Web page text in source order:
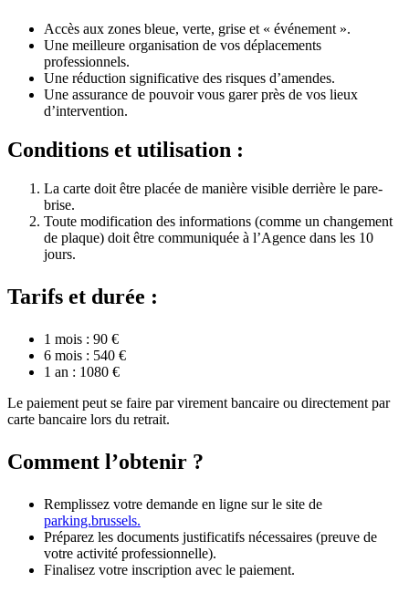
Accès aux zones bleue, verte, grise et « événement ».
Une meilleure organisation de vos déplacements
professionnels.
Une réduction significative des risques d’amendes.
Une assurance de pouvoir vous garer près de vos lieux
d’intervention.
Conditions et utilisation :
La carte doit être placée de manière visible derrière le pare-
brise.
Toute modification des informations (comme un changement
de plaque) doit être communiquée à l’Agence dans les 10
jours.
Tarifs et durée :
1 mois : 90 €
6 mois : 540 €
1 an : 1080 €
Le paiement peut se faire par virement bancaire ou directement par
carte bancaire lors du retrait.
Comment l’obtenir ?
Remplissez votre demande en ligne sur le site de
parking.brussels.
Préparez les documents justificatifs nécessaires (preuve de
votre activité professionnelle).
Finalisez votre inscription avec le paiement.